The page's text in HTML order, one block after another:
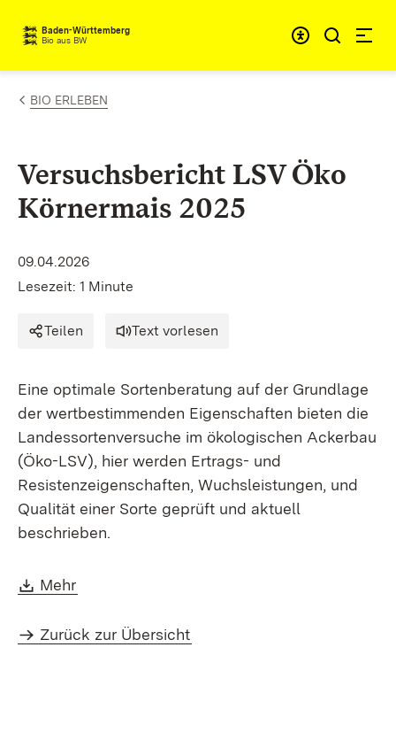
Zum Inhalt springen
Baden-Württemberg
Bio aus BW
BIO ERLEBEN
Versuchsbericht LSV Öko
Körnermais 2025
09.04.2026
Lesezeit: 1 Minute
Teilen Text vorlesen
Eine optimale Sortenberatung auf der Grundlage
der wertbestimmenden Eigenschaften bieten die
Landessortenversuche im ökologischen Ackerbau
(Öko-LSV), hier werden Ertrags- und
Resistenzeigenschaften, Wuchsleistungen, und
Qualität einer Sorte geprüft und aktuell
beschrieben.
Download:
Mehr
Zurück zur Übersicht